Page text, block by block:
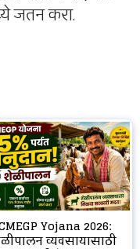
जतन करा.
Yojana 2026:
व्यवसायासाठी